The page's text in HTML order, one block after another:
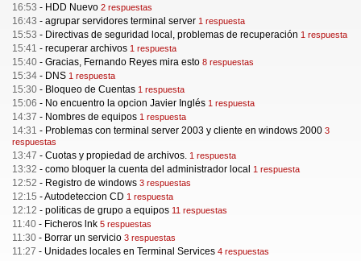
16:53 - HDD Nuevo 2 respuestas
16:43 - agrupar servidores terminal server 1 respuesta
15:53 - Directivas de seguridad local, problemas de recuperación 1 respuesta
15:41 - recuperar archivos 1 respuesta
15:40 - Gracias, Fernando Reyes mira esto 8 respuestas
15:34 - DNS 1 respuesta
15:30 - Bloqueo de Cuentas 1 respuesta
15:06 - No encuentro la opcion Javier Inglés 1 respuesta
14:37 - Nombres de equipos 1 respuesta
14:31 - Problemas con terminal server 2003 y cliente en windows 2000 3
respuestas
13:47 - Cuotas y propiedad de archivos. 1 respuesta
13:32 - como bloquer la cuenta del administrador local 1 respuesta
12:52 - Registro de windows 3 respuestas
12:15 -Autodeteccion CD 1 respuesta
12:12 - politicas de grupo a equipos 11 respuestas
11:40 - Ficheros lnk 5 respuestas
11:30 - Borrar un servicio 3 respuestas
11:27 - Unidades locales en Terminal Services 4 respuestas